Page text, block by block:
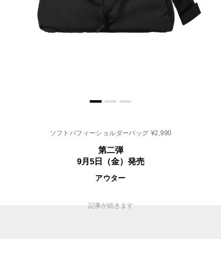
ソフトパフィーショルダーバッグ ¥2,990
第二弾
9月5日（金）発売
アウター